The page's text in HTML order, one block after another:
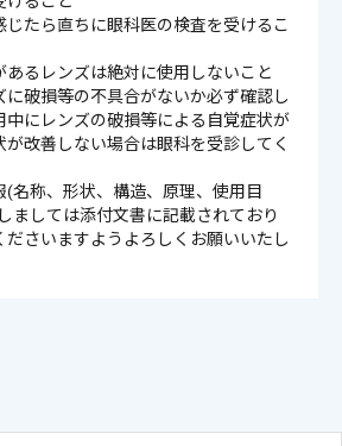
じたら直ちに眼科医の検査を受けるこ
あるレンズは絶対に使用しないこと
に破損等の不具合がないか必ず確認し
中にレンズの破損等による自覚症状が
が改善しない場合は眼科を受診してく
(名称、形状、構造、原理、使用目
ましては添付文書に記載されており
ださいますようよろしくお願いいたし